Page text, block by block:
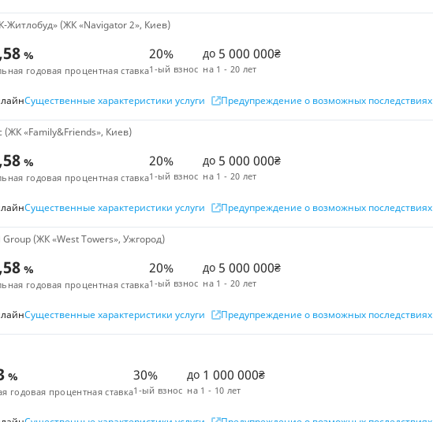
(ЖК «Navigator 2», Киев)
%
годовая процентная ставка
20%
1-ый взнос
до 5 000 000₴
на 1 - 20 лет
Существенные характеристики услуги Предупреждение о возможных последствиях
«Family&Friends», Киев)
%
годовая процентная ставка
20%
1-ый взнос
до 5 000 000₴
на 1 - 20 лет
Существенные характеристики услуги Предупреждение о возможных последствиях
(ЖК «West Towers», Ужгород)
%
годовая процентная ставка
20%
1-ый взнос
до 5 000 000₴
на 1 - 20 лет
Существенные характеристики услуги Предупреждение о возможных последствиях
%
годовая процентная ставка
30%
1-ый взнос
до 1 000 000₴
на 1 - 10 лет